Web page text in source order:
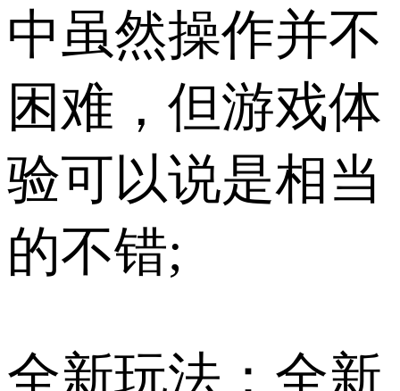
中虽然操作并不
困难，但游戏体
验可以说是相当
的不错;
全新玩法：全新